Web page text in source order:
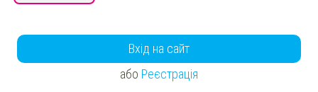
Вхід на сайт
або Реєстрація